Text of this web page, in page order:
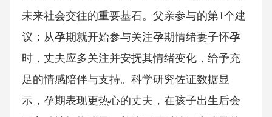
未来社会交往的重要基石。父亲参与的第1个建
议：从孕期就开始参与关注孕期情绪妻子怀孕
时，丈夫应多关注并安抚其情绪变化，给予充
足的情感陪伴与支持。科学研究佐证数据显
示，孕期表现更热心的丈夫，在孩子出生后会